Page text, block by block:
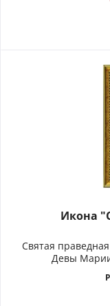
Икона
Святая
Девы